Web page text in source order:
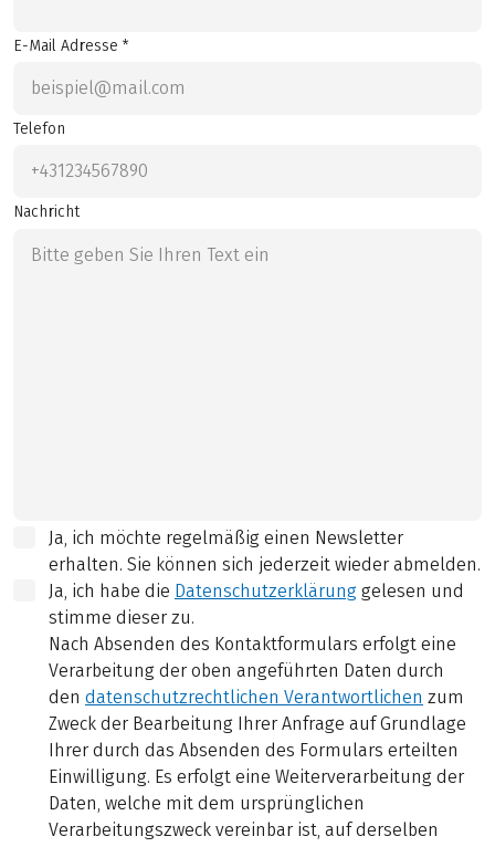
E-Mail Adresse *
Telefon
Nachricht
Ja, ich möchte regelmäßig einen Newsletter
erhalten. Sie können sich jederzeit wieder abmelden.
Ja, ich habe die Datenschutzerklärung gelesen und
stimme dieser zu.
Nach Absenden des Kontaktformulars erfolgt eine
Verarbeitung der oben angeführten Daten durch
den datenschutzrechtlichen Verantwortlichen zum
Zweck der Bearbeitung Ihrer Anfrage auf Grundlage
Ihrer durch das Absenden des Formulars erteilten
Einwilligung. Es erfolgt eine Weiterverarbeitung der
Daten, welche mit dem ursprünglichen
Verarbeitungszweck vereinbar ist, auf derselben